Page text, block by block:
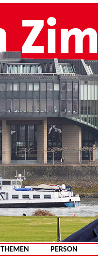
Zum Inhalt springen
THEMEN PERSON